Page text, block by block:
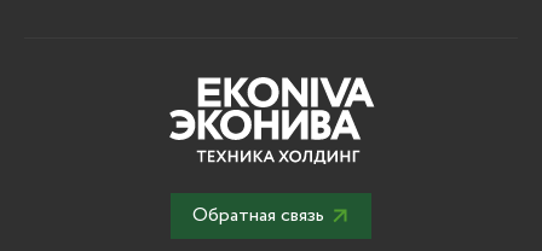
Обратная связь